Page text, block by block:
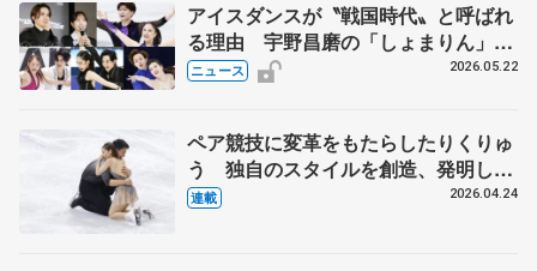
アイスダンスが〝戦国時代〟と呼ばれ
る理由 宇野昌磨の「しょまりん」ら
実力者が相次いで参戦 国内の競争激
ニュース 2026.05.22
ペア競技に変革をもたらしたりくりゅ
う 独自のスタイルを創造、発明した
【引退発表後②】
連載 2026.04.24